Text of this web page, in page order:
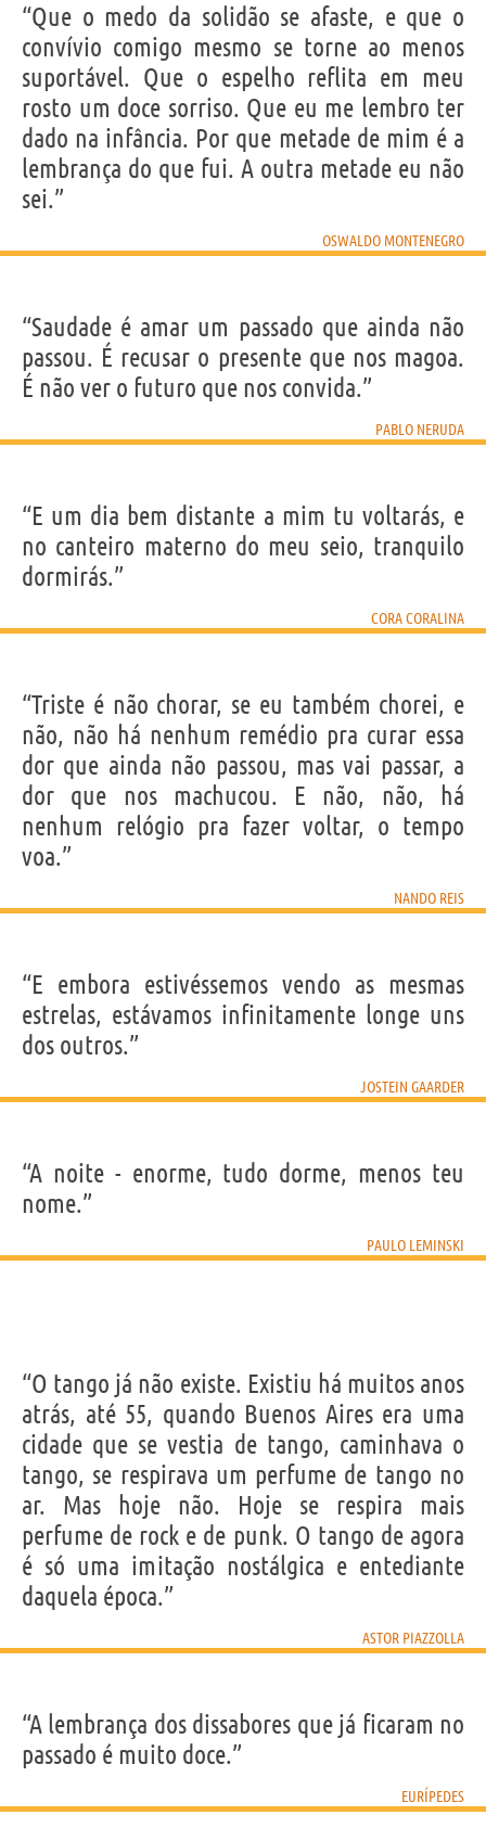
“Que o medo da solidão se afaste, e que o
convívio comigo mesmo se torne ao menos
suportável. Que o espelho reflita em meu
rosto um doce sorriso. Que eu me lembro ter
dado na infância. Por que metade de mim é a
lembrança do que fui. A outra metade eu não
sei.”
OSWALDO MONTENEGRO
“Saudade é amar um passado que ainda não
passou. É recusar o presente que nos magoa.
É não ver o futuro que nos convida.”
PABLO NERUDA
“E um dia bem distante a mim tu voltarás, e
no canteiro materno do meu seio, tranquilo
dormirás.”
CORA CORALINA
“Triste é não chorar, se eu também chorei, e
não, não há nenhum remédio pra curar essa
dor que ainda não passou, mas vai passar, a
dor que nos machucou. E não, não, há
nenhum relógio pra fazer voltar, o tempo
voa.”
NANDO REIS
“E embora estivéssemos vendo as mesmas
estrelas, estávamos infinitamente longe uns
dos outros.”
JOSTEIN GAARDER
“A noite - enorme, tudo dorme, menos teu
nome.”
PAULO LEMINSKI
“O tango já não existe. Existiu há muitos anos
atrás, até 55, quando Buenos Aires era uma
cidade que se vestia de tango, caminhava o
tango, se respirava um perfume de tango no
ar. Mas hoje não. Hoje se respira mais
perfume de rock e de punk. O tango de agora
é só uma imitação nostálgica e entediante
daquela época.”
ASTOR PIAZZOLLA
“A lembrança dos dissabores que já ficaram no
passado é muito doce.”
EURÍPEDES